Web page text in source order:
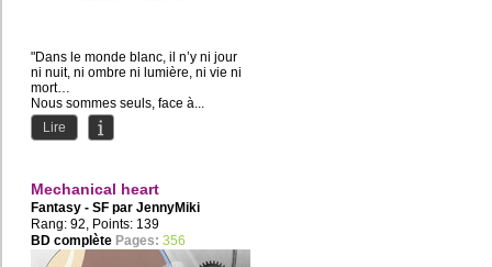
"Dans le monde blanc, il n’y ni jour
ni nuit, ni ombre ni lumière, ni vie ni
mort…
Nous sommes seuls, face à...
Lire
Mechanical heart
Fantasy - SF par JennyMiki
Rang: 92, Points: 139
BD complète Pages: 356